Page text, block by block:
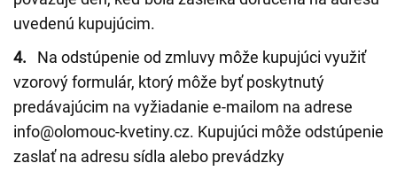
uvedenú kupujúcim.
4. Na odstúpenie od zmluvy môže kupujúci využiť
vzorový formulár, ktorý môže byť poskytnutý
predávajúcim na vyžiadanie e-mailom na adrese
info@olomouc-kvetiny.cz. Kupujúci môže odstúpenie
zaslať na adresu sídla alebo prevádzky